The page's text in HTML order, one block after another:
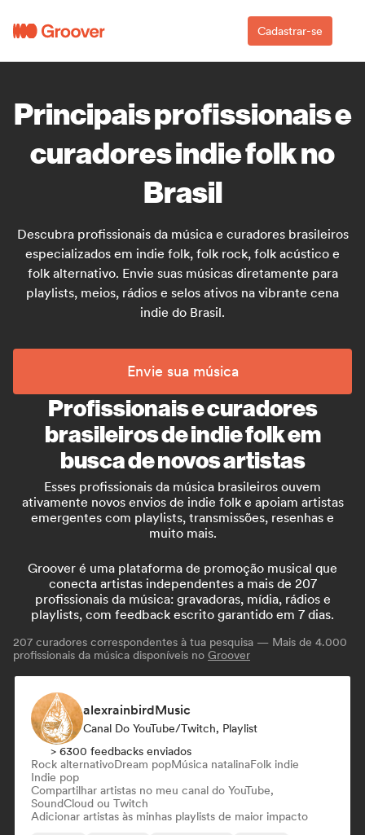
Cadastrar-se
Principais profissionais e
curadores indie folk no
Brasil
Descubra profissionais da música e curadores brasileiros
especializados em indie folk, folk rock, folk acústico e
folk alternativo. Envie suas músicas diretamente para
playlists, meios, rádios e selos ativos na vibrante cena
indie do Brasil.
Envie sua música
Profissionais e curadores
brasileiros de indie folk em
busca de novos artistas
Esses profissionais da música brasileiros ouvem
ativamente novos envios de indie folk e apoiam artistas
emergentes com playlists, transmissões, resenhas e
muito mais.
Groover é uma plataforma de promoção musical que
conecta artistas independentes a mais de 207
profissionais da música: gravadoras, mídia, rádios e
playlists, com feedback escrito garantido em 7 dias.
207 curadores correspondentes à tua pesquisa — Mais de 4.000
profissionais da música disponíveis no Groover
alexrainbirdMusic
Canal Do YouTube/Twitch, Playlist
> 6300 feedbacks enviados
Rock alternativoDream popMúsica natalinaFolk indie
Indie pop
Compartilhar artistas no meu canal do YouTube,
SoundCloud ou Twitch
Adicionar artistas às minhas playlists de maior impacto